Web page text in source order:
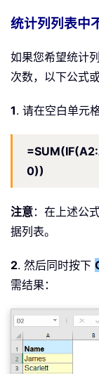
统计列列表中
如果您希望统计
次数，以下公式
1. 请在空白单元
0))
注意：在上述公式
据列表。
2. 然后同时按下
需结果：